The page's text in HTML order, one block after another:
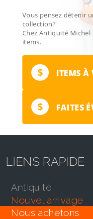
Vous pensez détenir
collection?
Chez Antiquité
items.
$ ITEMS À
$ FAITES
LIENS RAPIDE
antiquité
nouvel arrivage
nous achetons